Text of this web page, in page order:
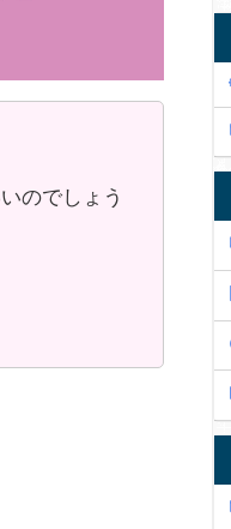
のでしょう